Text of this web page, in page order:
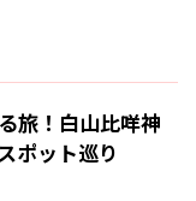
旅！白山比咩神
ポット巡り